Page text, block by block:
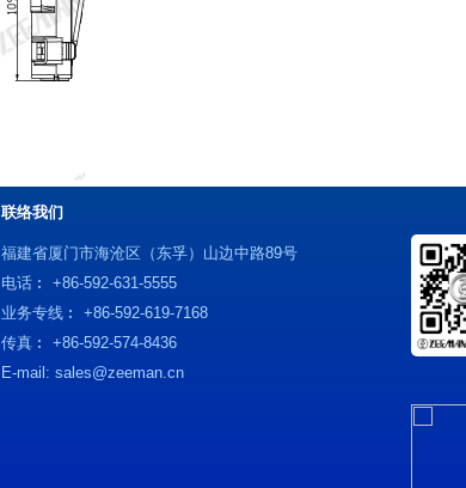
联络我们
福建省厦门市海沧区（东孚）山边中路89号
电话︰ +86-592-631-5555
业务专线︰ +86-592-619-7168
传真︰ +86-592-574-8436
E-mail: sales@zeeman.cn